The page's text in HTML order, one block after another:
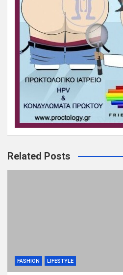
Related Posts
FASHION LIFESTYLE